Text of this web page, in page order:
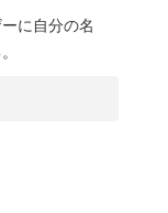
に自分の名